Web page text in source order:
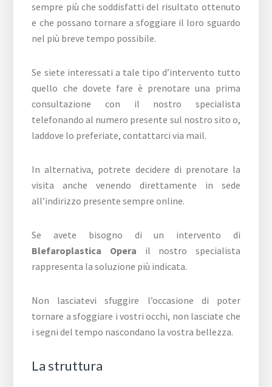
sempre più che soddisfatti del risultato ottenuto
e che possano tornare a sfoggiare il loro sguardo
nel più breve tempo possibile.
Se siete interessati a tale tipo d’intervento tutto
quello che dovete fare è prenotare una prima
consultazione con il nostro specialista
telefonando al numero presente sul nostro sito o,
laddove lo preferiate, contattarci via mail.
In alternativa, potrete decidere di prenotare la
visita anche venendo direttamente in sede
all’indirizzo presente sempre online.
Se avete bisogno di un intervento di
Blefaroplastica Opera il nostro specialista
rappresenta la soluzione più indicata.
Non lasciatevi sfuggire l’occasione di poter
tornare a sfoggiare i vostri occhi, non lasciate che
i segni del tempo nascondano la vostra bellezza.
La struttura